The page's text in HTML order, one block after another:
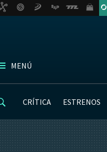
MENÚ
CRÍTICA ESTRENOS